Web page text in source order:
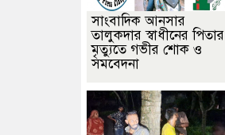
সাংবাদিক আনসার
তালুকদার স্বাধীনের পিতার
মৃত্যুতে গভীর শোক ও
সমবেদনা